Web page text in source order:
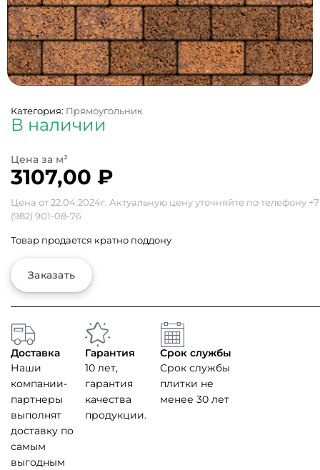
Категория: Прямоугольник
В наличии
3107,00 ₽
Цена от 22.04.2024г. Актуальную цену уточняйте по телефону +7
(982) 901-08-76
Товар продается кратно поддону
Заказать
Доставка
Наши
компании-
партнеры
выполнят
доставку по
самым
выгодным
Гарантия
10 лет,
гарантия
качества
продукции.
Срок службы
Срок службы
плитки не
менее 30 лет